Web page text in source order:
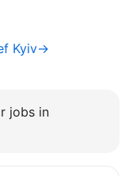
Kyiv→
jobs in